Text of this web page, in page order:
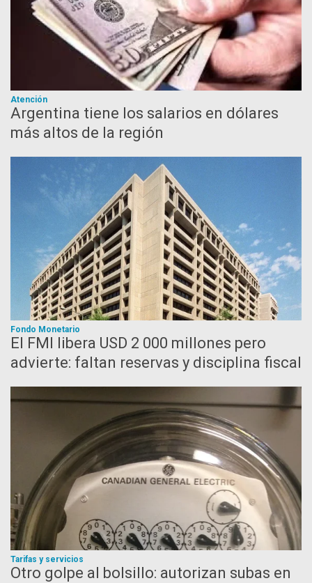
Atención
Argentina tiene los salarios en dólares
más altos de la región
Fondo Monetario
El FMI libera USD 2 000 millones pero
advierte: faltan reservas y disciplina fiscal
Tarifas y servicios
Otro golpe al bolsillo: autorizan subas en